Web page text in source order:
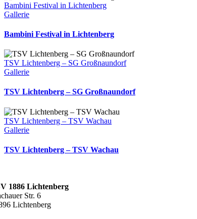
Bambini Festival in Lichtenberg
Gallerie
Bambini Festival in Lichtenberg
TSV Lichtenberg – SG Großnaundorf
Gallerie
TSV Lichtenberg – SG Großnaundorf
TSV Lichtenberg – TSV Wachau
Gallerie
TSV Lichtenberg – TSV Wachau
1886 Lichtenberg
Str. 6
Lichtenberg